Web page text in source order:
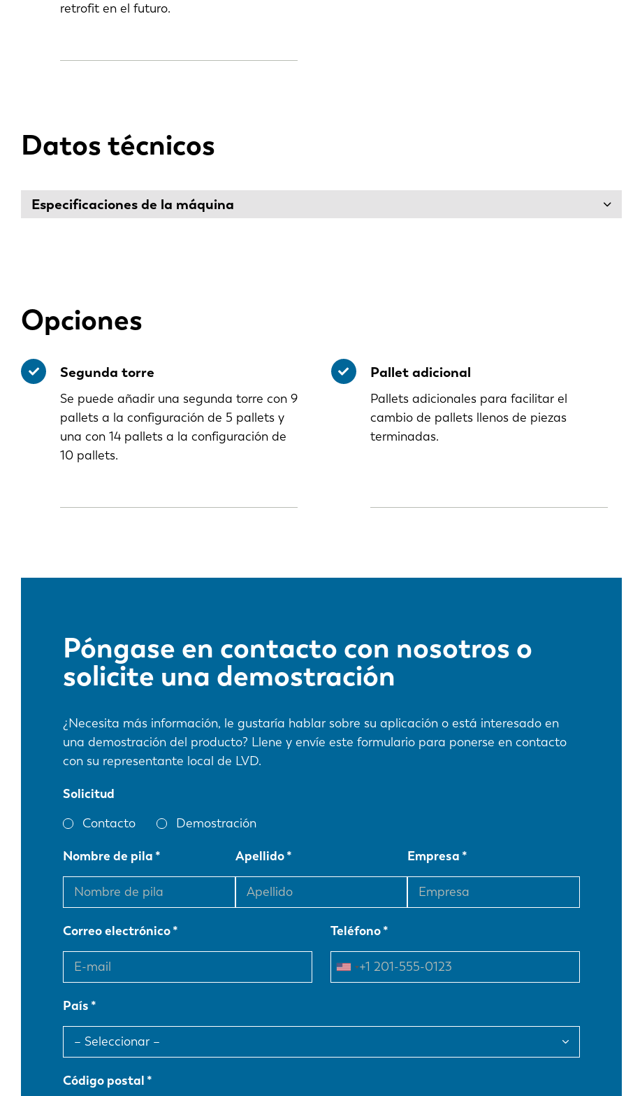
retrofit en el futuro.
Datos técnicos
Especificaciones de la máquina
Opciones
Segunda torre
Se puede añadir una segunda torre con 9
pallets a la configuración de 5 pallets y
una con 14 pallets a la configuración de
10 pallets.
Pallet adicional
Pallets adicionales para facilitar el
cambio de pallets llenos de piezas
terminadas.
Póngase en contacto con nosotros o
solicite una demostración
¿Necesita más información, le gustaría hablar sobre su aplicación o está interesado en
una demostración del producto? Llene y envíe este formulario para ponerse en contacto
con su representante local de LVD.
Solicitud
Contacto
Demostración
Nombre de pila Apellido Empresa
Correo electrónico Teléfono
País
Código postal
PL SK KO